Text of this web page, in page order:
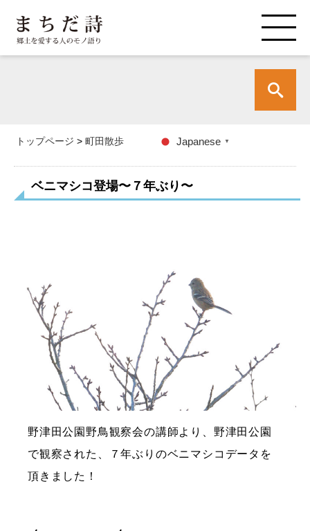
トップページ > 町田散歩 Japanese ▼
ベニマシコ登場〜７年ぶり〜
野津田公園野鳥観察会の講師より、野津田公園
で観察された、７年ぶりのベニマシコデータを
頂きました！